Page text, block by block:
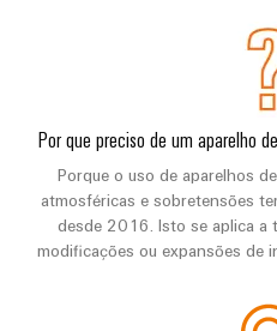
Por que preciso de um aparelho
Porque o uso de aparelhos
atmosféricas e sobretensões
desde 2016. Isto se aplica a
modificações ou expansões de